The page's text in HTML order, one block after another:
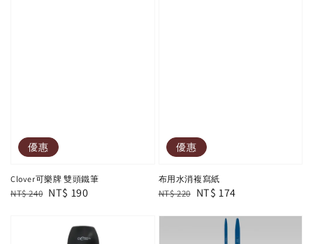
優惠
Clover可樂牌 雙頭鐵筆
Regular
NT$ 240 Sale
NT$ 190
優惠
布用水消複寫紙
Regular
NT$ 220 Sale
NT$ 174